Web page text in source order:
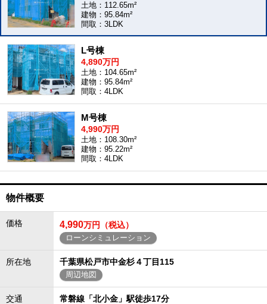
土地：112.65m²
建物：95.84m²
間取：3LDK
L号棟
4,890万円
土地：104.65m²
建物：95.84m²
間取：4LDK
M号棟
4,990万円
土地：108.30m²
建物：95.22m²
間取：4LDK
物件概要
価格 4,990万円（税込）
ローンシミュレーション
所在地 千葉県松戸市中金杉４丁目115
周辺地図
交通
常磐線「北小金」駅徒歩17分